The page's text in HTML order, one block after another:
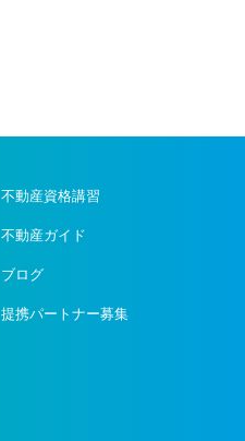
不動産資格講習
不動産ガイド
ブログ
提携パートナー募集